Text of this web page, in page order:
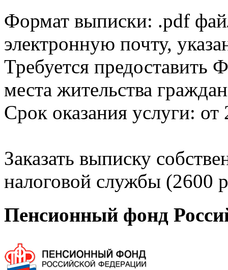
Формат выписки: .pdf
электронную почту,
Требуется
места жительства
Срок оказания услуги: от
Заказать выписку
налоговой службы (2600
Пенсионный фонд